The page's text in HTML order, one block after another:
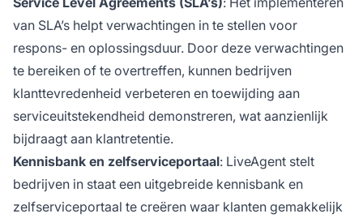
van SLA’s helpt verwachtingen in te stellen voor
respons- en oplossingsduur. Door deze verwachtingen
te bereiken of te overtreffen, kunnen bedrijven
klanttevredenheid verbeteren en toewijding aan
serviceuitstekendheid demonstreren, wat aanzienlijk
bijdraagt aan klantretentie.
Kennisbank en zelfserviceportaal: LiveAgent stelt
bedrijven in staat een uitgebreide kennisbank en
zelfserviceportaal te creëren waar klanten gemakkelijk